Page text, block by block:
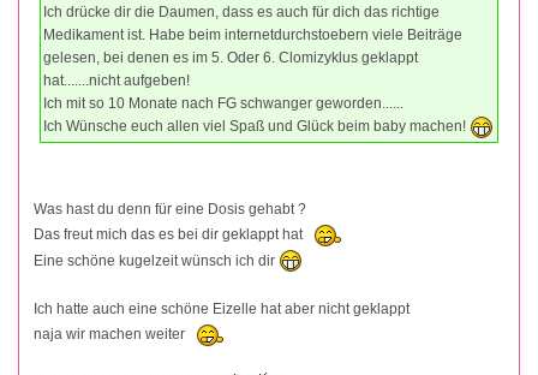
Ich drücke dir die Daumen, dass es auch für dich das richtige
Medikament ist. Habe beim internetdurchstoebern viele Beiträge
gelesen, bei denen es im 5. Oder 6. Clomizyklus geklappt
hat.......nicht aufgeben!
Ich mit so 10 Monate nach FG schwanger geworden......
Ich Wünsche euch allen viel Spaß und Glück beim baby machen!
Was hast du denn für eine Dosis gehabt ?
Das freut mich das es bei dir geklappt hat
Eine schöne kugelzeit wünsch ich dir
Ich hatte auch eine schöne Eizelle hat aber nicht geklappt
naja wir machen weiter